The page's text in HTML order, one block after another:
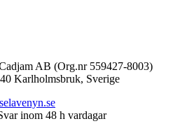
AB (Org.nr 559427-8003)
Karlholmsbruk, Sverige
inom 48 h vardagar